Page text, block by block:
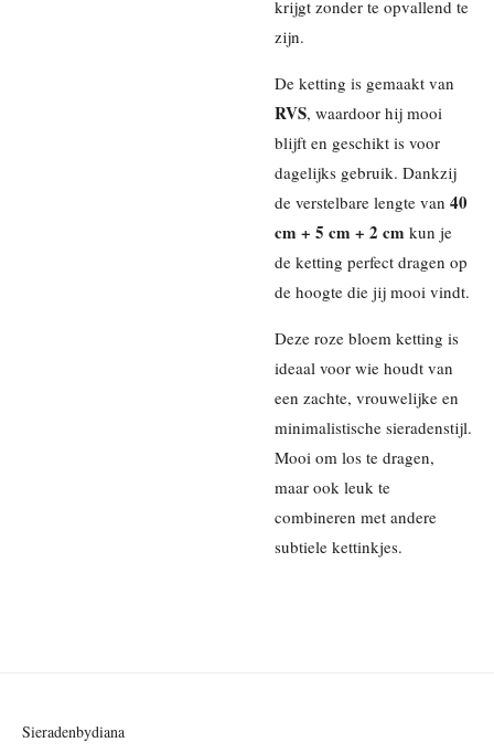
krijgt zonder te opvallend te
zijn.
De ketting is gemaakt van
RVS, waardoor hij mooi
blijft en geschikt is voor
dagelijks gebruik. Dankzij
de verstelbare lengte van 40
cm + 5 cm + 2 cm kun je
de ketting perfect dragen op
de hoogte die jij mooi vindt.
Deze roze bloem ketting is
ideaal voor wie houdt van
een zachte, vrouwelijke en
minimalistische sieradenstijl.
Mooi om los te dragen,
maar ook leuk te
combineren met andere
subtiele kettinkjes.
Sieradenbydiana